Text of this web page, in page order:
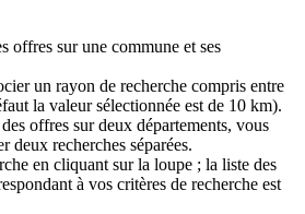
offres sur une commune et ses
un rayon de recherche compris entre
la valeur sélectionnée est de 10 km).
offres sur deux départements, vous
deux recherches séparées.
en cliquant sur la loupe ; la liste des
à vos critères de recherche est